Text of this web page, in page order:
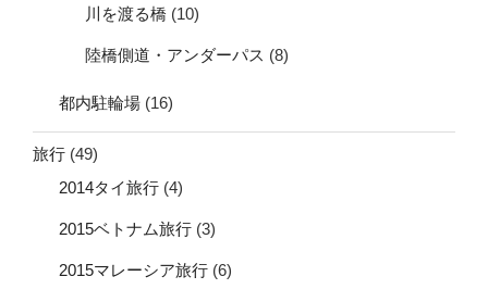
川を渡る橋 (10)
陸橋側道・アンダーパス (8)
都内駐輪場 (16)
旅行 (49)
2014タイ旅行 (4)
2015ベトナム旅行 (3)
2015マレーシア旅行 (6)